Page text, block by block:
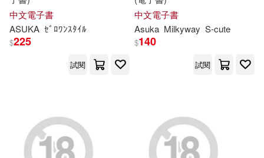
Kimura(1)
Mike (EDT)(1)
Ozumi(1)
中文電子書
ASUKA ｾﾞﾛﾜﾝｽﾀｲﾙ
$225
試閱
中文電子書
Asuka Milkyway S-cute
$140
試閱